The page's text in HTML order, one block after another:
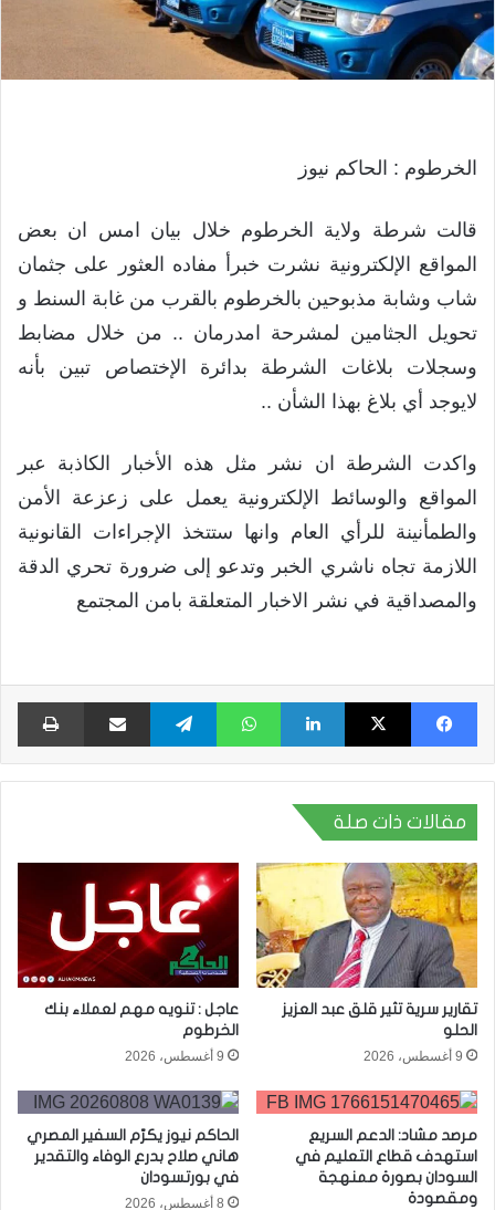
الخرطوم : الحاكم نيوز
قالت شرطة ولاية الخرطوم خلال بيان امس ان بعض
المواقع الإلكترونية نشرت خبرأ مفاده العثور على جثمان
شاب وشابة مذبوحين بالخرطوم بالقرب من غابة السنط و
تحويل الجثامين لمشرحة امدرمان .. من خلال مضابط
وسجلات بلاغات الشرطة بدائرة الإختصاص تبين بأنه
لايوجد أي بلاغ بهذا الشأن ..
واكدت الشرطة ان نشر مثل هذه الأخبار الكاذبة عبر
المواقع والوسائط الإلكترونية يعمل على زعزعة الأمن
والطمأنينة للرأي العام وانها ستتخذ الإجراءات القانونية
اللازمة تجاه ناشري الخبر وتدعو إلى ضرورة تحري الدقة
والمصداقية في نشر الاخبار المتعلقة بامن المجتمع
فيسبوك X لينكدإن واتساب تيلقرام مشاركة عبر البريد
مقالات ذات صلة
تقارير سرية تثير قلق عبد العزيز
الحلو
9 أغسطس، 2026
عاجل : تنويه مهم لعملاء بنك
الخرطوم
9 أغسطس، 2026
مرصد مشاد: الدعم السريع
استهدف قطاع التعليم في
السودان بصورة ممنهجة
ومقصودة
الحاكم نيوز يكرّم السفير المصري
هاني صلاح بدرع الوفاء والتقدير
في بورتسودان
8 أغسطس، 2026